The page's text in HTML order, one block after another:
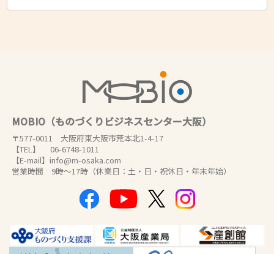
MOBIO（ものづくりビジネスセンター大阪）
〒577-0011 大阪府東大阪市荒本北1-4-17
【TEL】 06-6748-1011
【E-mail】info@m-osaka.com
営業時間 9時～17時（休業日：土・日・祝休日・年末年始）